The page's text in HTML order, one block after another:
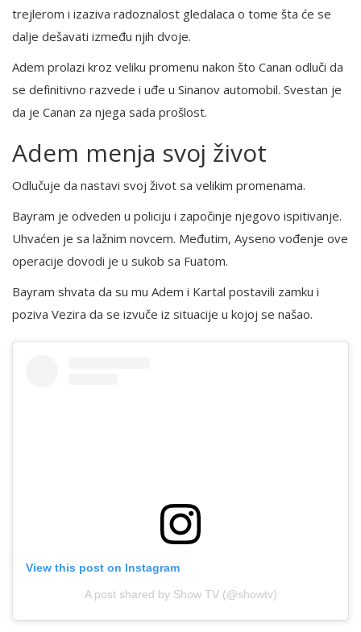
trejlerom i izaziva radoznalost gledalaca o tome šta će se
dalje dešavati između njih dvoje.
Adem prolazi kroz veliku promenu nakon što Canan odluči da
se definitivno razvede i uđe u Sinanov automobil. Svestan je
da je Canan za njega sada prošlost.
Adem menja svoj život
Odlučuje da nastavi svoj život sa velikim promenama.
Bayram je odveden u policiju i započinje njegovo ispitivanje.
Uhvaćen je sa lažnim novcem. Međutim, Ayseno vođenje ove
operacije dovodi je u sukob sa Fuatom.
Bayram shvata da su mu Adem i Kartal postavili zamku i
poziva Vezira da se izvuče iz situacije u kojoj se našao.
View this post on Instagram
A post shared by Show TV (@showtv)